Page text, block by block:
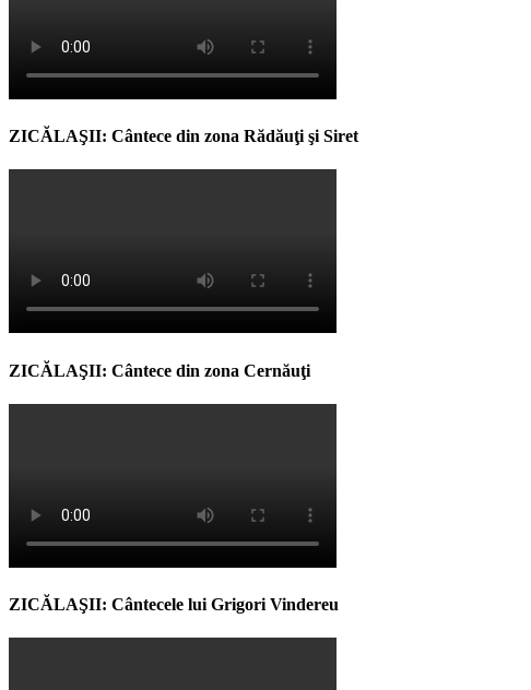
ZICĂLAŞII: Cântece din zona Rădăuţi şi Siret
ZICĂLAŞII: Cântece din zona Cernăuţi
ZICĂLAŞII: Cântecele lui Grigori Vindereu